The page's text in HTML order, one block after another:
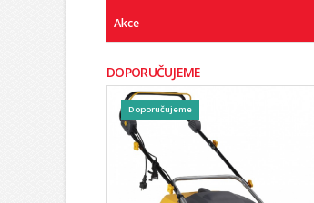
Akce
DOPORUČUJEME
Doporučujeme